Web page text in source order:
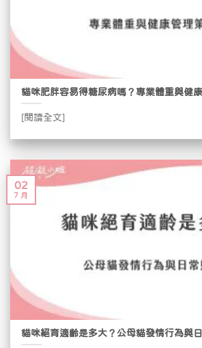
貓咪肥胖容易得糖尿病嗎？專業體重與健
[閱讀全文]
貓咪絕育適齡是多大？公母貓發情行為與
02
7 月